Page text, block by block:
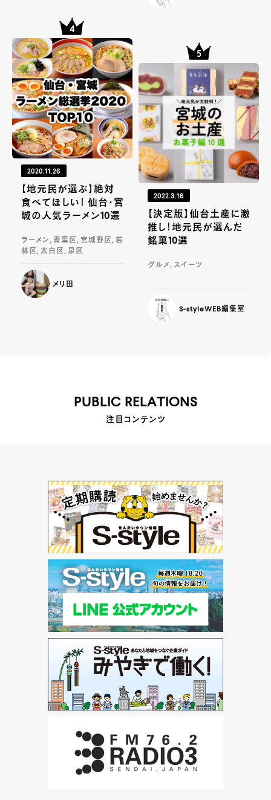
2020.11.26
【地元民が選ぶ】絶対
食べてほしい！ 仙台・宮
城の人気ラーメン10選
ラーメン, 青葉区, 宮城野区, 若
林区, 太白区, 泉区
メリ田
2022.3.16
【決定版】仙台土産に激
推し！地元民が選んだ
銘菓10選
グルメ, スイーツ
S-styleWEB編集室
PUBLIC RELATIONS
注目コンテンツ